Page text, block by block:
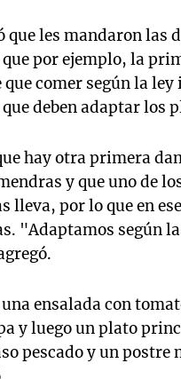
que les mandaron las
por ejemplo, la
comer según la
deben adaptar los
hay otra primera
y que uno de
lleva, por lo que en
"Adaptamos según
ensalada con
y luego un plato
pescado y un postre